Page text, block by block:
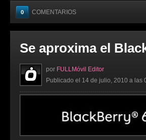
0 COMENTARIOS
Se aproxima el
por FULLMóvil Editor
Publicado el 14 de julio, 2010 a las